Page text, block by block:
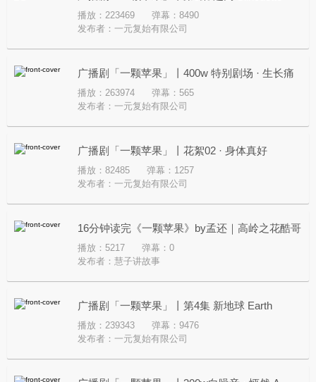
播放：223469
弹幕：8490
发布者： 一元复始有限公司
广播剧「一颗苹果」丨400w 特别剧场 · 生长痛
播放：263974
弹幕：565
发布者： 一元复始有限公司
广播剧「一颗苹果」丨花絮02 · 身体真好
播放：82485
弹幕：1257
发布者： 一元复始有限公司
16分钟读完《一颗苹果》by孟还｜高岭之花酷哥
深情年下&桀骜不驯黑社会
播放：5217
弹幕：0
发布者： 慧子讲故事
广播剧「一颗苹果」丨第4集 新地球 Earth
Reborn
播放：239343
弹幕：9476
发布者： 一元复始有限公司